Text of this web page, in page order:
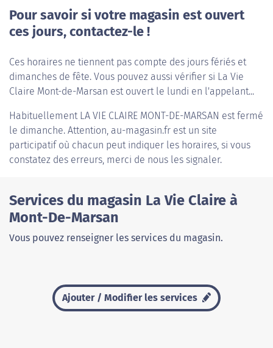
Pour savoir si votre magasin est ouvert
ces jours, contactez-le !
Ces horaires ne tiennent pas compte des jours fériés et
dimanches de fête. Vous pouvez aussi vérifier si La Vie
Claire Mont-de-Marsan est ouvert le lundi en l'appelant...
Habituellement LA VIE CLAIRE MONT-DE-MARSAN est fermé
le dimanche. Attention, au-magasin.fr est un site
participatif où chacun peut indiquer les horaires, si vous
constatez des erreurs, merci de nous les signaler.
Services du magasin La Vie Claire à
Mont-De-Marsan
Vous pouvez renseigner les services du magasin.
Ajouter / Modifier les services